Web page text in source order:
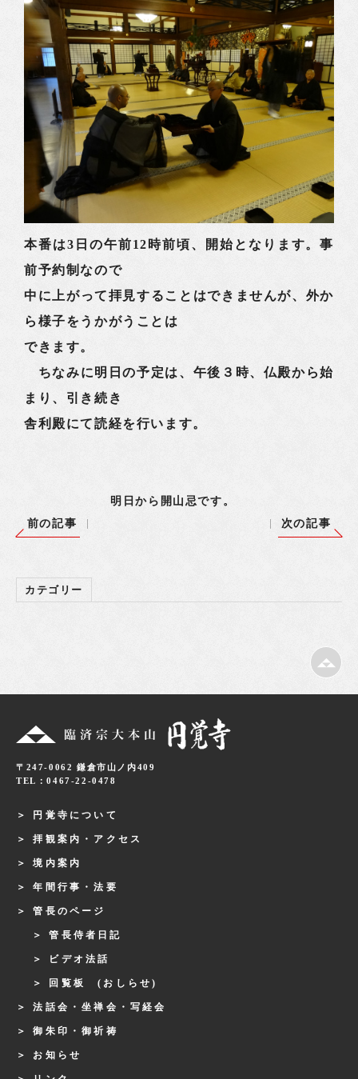
本番は3日の午前12時前頃、開始となります。事
前予約制なので
中に上がって拝見することはできませんが、外か
ら様子をうかがうことは
できます。
ちなみに明日の予定は、午後３時、仏殿から始
まり、引き続き
舎利殿にて読経を行います。
明日から開山忌です。
前の記事
次の記事
カテゴリー
〒247-0062 鎌倉市山ノ内409
TEL：0467-22-0478
円覚寺について
拝観案内・アクセス
境内案内
年間行事・法要
管長のページ
管長侍者日記
ビデオ法話
回覧板 (おしらせ)
法話会・坐禅会・写経会
御朱印・御祈祷
お知らせ